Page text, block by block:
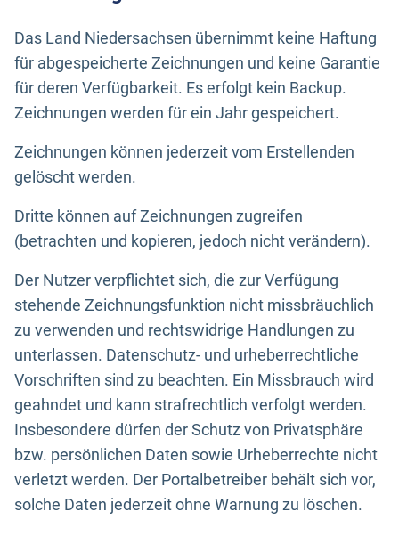
Das Land Niedersachsen übernimmt keine Haftung
für abgespeicherte Zeichnungen und keine Garantie
für deren Verfügbarkeit. Es erfolgt kein Backup.
Zeichnungen werden für ein Jahr gespeichert.
Zeichnungen können jederzeit vom Erstellenden
gelöscht werden.
Dritte können auf Zeichnungen zugreifen
(betrachten und kopieren, jedoch nicht verändern).
Der Nutzer verpflichtet sich, die zur Verfügung
stehende Zeichnungsfunktion nicht missbräuchlich
zu verwenden und rechtswidrige Handlungen zu
unterlassen. Datenschutz- und urheberrechtliche
Vorschriften sind zu beachten. Ein Missbrauch wird
geahndet und kann strafrechtlich verfolgt werden.
Insbesondere dürfen der Schutz von Privatsphäre
bzw. persönlichen Daten sowie Urheberrechte nicht
verletzt werden. Der Portalbetreiber behält sich vor,
solche Daten jederzeit ohne Warnung zu löschen.